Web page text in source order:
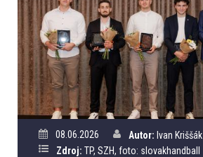
08.06.2026 Autor: Ivan Kriššák
Zdroj: TP, SZH, foto: slovakhandball